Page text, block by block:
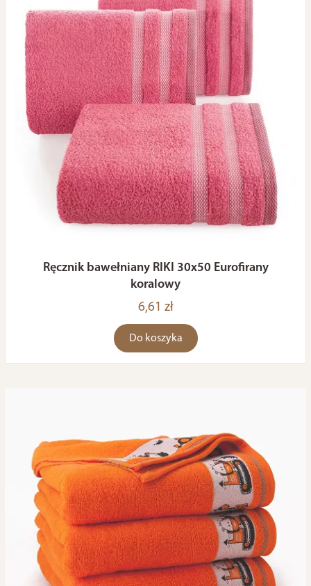
Ręcznik bawełniany RIKI 30x50 Eurofirany
koralowy
6,61 zł
Do koszyka